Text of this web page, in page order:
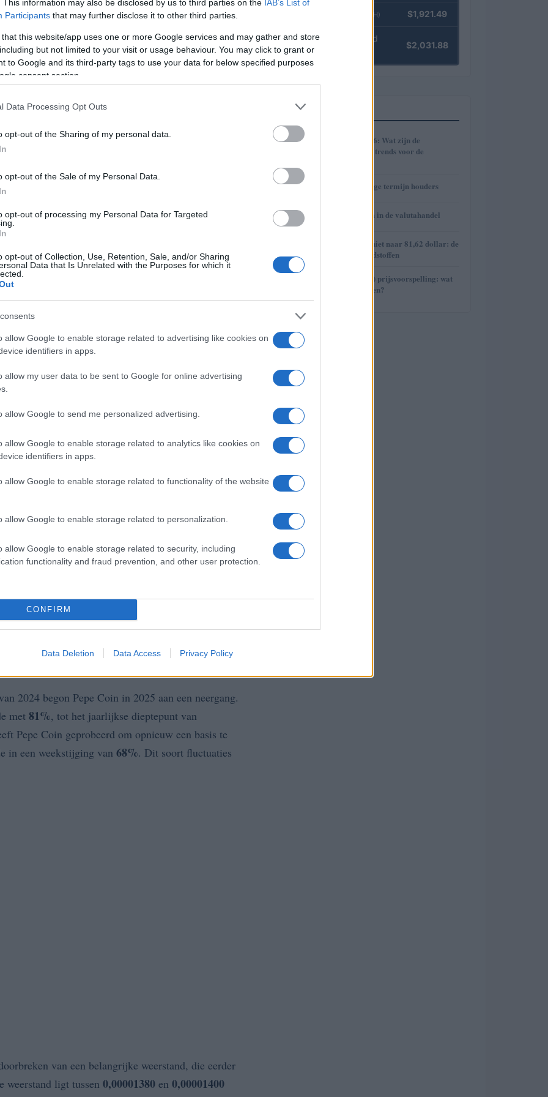
This information may also be disclosed by us to third parties on the IAB’s List of
Participants that may further disclose it to other third parties.
that this website/app uses one or more Google services and may gather and store
but not limited to your visit or usage behaviour. You may click to grant or
to Google and its third-party tags to use your data for below specified purposes
consent section.
Data Processing Opt Outs
opt-out of the Sharing of my personal data.
opt-out of the Sale of my Personal Data.
opt-out of processing my Personal Data for Targeted
opt-out of Collection, Use, Retention, Sale, and/or Sharing
Data that Is Unrelated with the Purposes for which it
allow Google to enable storage related to advertising like cookies on
identifiers in apps.
allow my user data to be sent to Google for online advertising
allow Google to send me personalized advertising.
allow Google to enable storage related to analytics like cookies on
identifiers in apps.
allow Google to enable storage related to functionality of the website
allow Google to enable storage related to personalization.
allow Google to enable storage related to security, including
functionality and fraud prevention, and other user protection.
CONFIRM
Data Deletion Data Access Privacy Policy
Pepe Coin, in tegenstelling tot andere crypto’s die
met10%, terwijl juni een daling van
steeds op een verlies van
Dit laat zien hoe volatiel de markt voor deze
ook wel een
waarde van ongeveer16 miljoen dollar. Dit heeft
in Pepe Coin. Met een marktkapitalisatie van
van 1,34 miljard dollar, is het duidelijk dat
is.
en heeft sindsdien een turbulent traject
een dieptepunt van
comeback die culminerde in eenATH(All
2024, met een stijging van
reis kunnen maken?
2024 begon Pepe Coin in 2025 aan een neergang.
met 81%, tot het jaarlijkse dieptepunt van
Pepe Coin geprobeerd om opnieuw een basis te
in een weekstijging van 68%. Dit soort fluctuaties
van een belangrijke weerstand, die eerder
weerstand ligt tussen 0,00001380 en 0,00001400
(ETH) $1,921.49
kpk ETH Yield
(KPK ETH YIELD)
$2,031.88
MEEST GELEZEN
1
Cryptomarkt 2026: Wat zijn de
verwachtingen en trends voor de
2 De kracht van lange termijn houders
3 Risico’s en kansen in de valutahandel
Brent olieprijs schiet naar 81,62 dollar: de
week van de grondstoffen
5
Avalanche (AVAX) prijsvoorspelling: wat
staat ons te wachten?